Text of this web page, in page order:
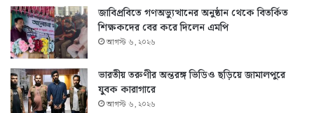
জাবিপ্রবিতে গণঅভ্যুত্থানের অনুষ্ঠান থেকে বিতর্কিত
শিক্ষকদের বের করে দিলেন এমপি
আগস্ট ৬, ২০২৬
ভারতীয় তরুণীর অন্তরঙ্গ ভিডিও ছড়িয়ে জামালপুরে
যুবক কারাগারে
আগস্ট ৬, ২০২৬